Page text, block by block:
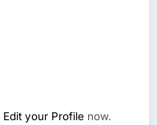
Edit your Profile now.